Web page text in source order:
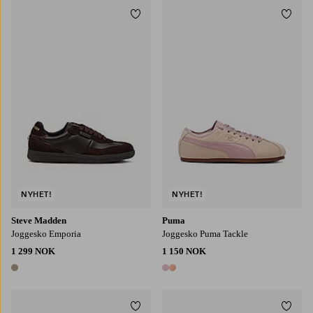
Steve Madden
Joggesko Emporia
1 299 NOK
1 farge
NYHET!
Legg til favoritter
Puma
Joggesko Puma Tackle
1 150 NOK
2 farger
NYHET!
Legg til favoritter